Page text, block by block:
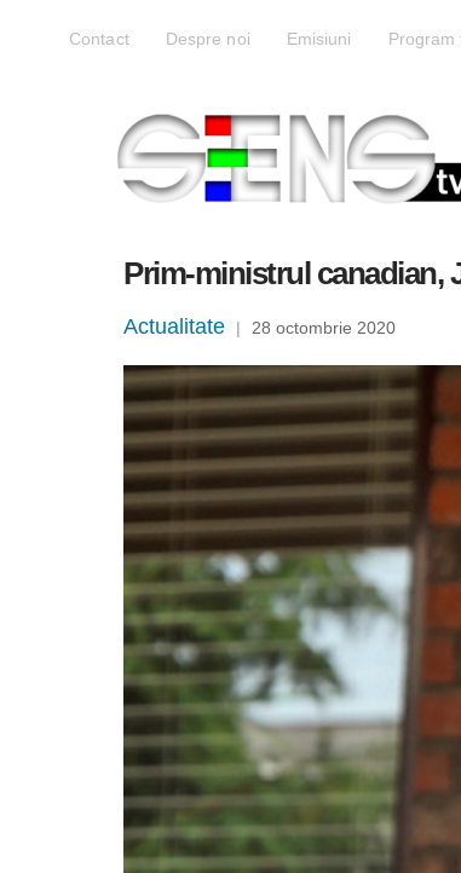
Contact Despre noi Emisiuni Program
Prim-ministrul canadian,
Actualitate | 28 octombrie 2020